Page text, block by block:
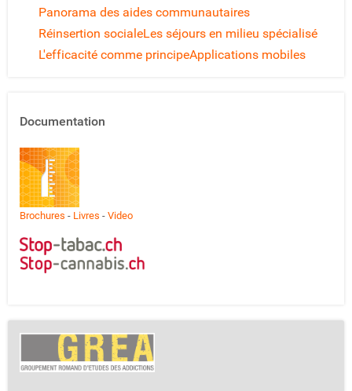
Panorama des aides communautaires
Réinsertion socialeLes séjours en milieu spécialisé
L'efficacité comme principeApplications mobiles
Documentation
Brochures - Livres - Video